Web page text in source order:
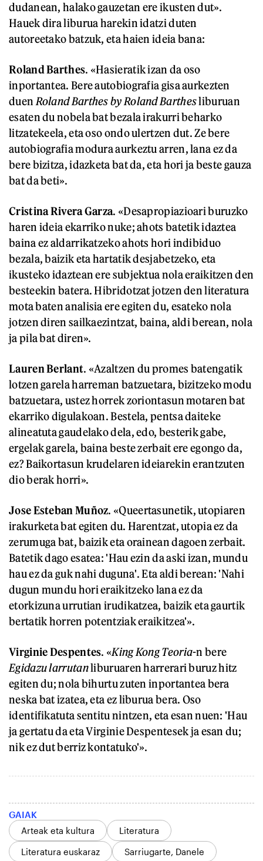
dudanean, halako gauzetan ere ikusten dut».
Hauek dira liburua harekin idatzi duten
autoreetako batzuk, eta haien ideia bana:
Roland Barthes. «Hasieratik izan da oso
inportantea. Bere autobiografia gisa aurkezten
duen Roland Barthes by Roland Barthesliburuan
esaten du nobela bat bezala irakurri beharko
litzatekeela, eta oso ondo ulertzen dut. Ze bere
autobiografia modura aurkeztu arren, lana ez da
bere bizitza, idazketa bat da, eta hori ja beste gauza
bat da beti».
Cristina Rivera Garza. «Desapropiazioari buruzko
haren ideia ekarriko nuke; ahots batetik idaztea
baina ez aldarrikatzeko ahots hori indibiduo
bezala, baizik eta hartatik desjabetzeko, eta
ikusteko idaztean ere subjektua nola eraikitzen den
besteekin batera. Hibridotzat jotzen den literatura
mota baten analisia ere egiten du, esateko nola
jotzen diren sailkaezintzat, baina, aldi berean, nola
ja pila bat diren».
Lauren Berlant. «Azaltzen du promes batengatik
lotzen garela harreman batzuetara, bizitzeko modu
batzuetara, ustez horrek zoriontasun motaren bat
ekarriko digulakoan. Bestela, pentsa daiteke
alineatuta gaudelako dela, edo, besterik gabe,
ergelak garela, baina beste zerbait ere egongo da,
ez? Baikortasun krudelaren ideiarekin erantzuten
dio berak horri».
Jose Esteban Muñoz. «Queertasunetik, utopiaren
irakurketa bat egiten du. Harentzat, utopia ez da
zerumuga bat, baizik eta orainean dagoen zerbait.
Batetik dago esatea: 'Hau ezin da aski izan, mundu
hau ez da guk nahi duguna'. Eta aldi berean: 'Nahi
dugun mundu hori eraikitzeko lana ez da
etorkizuna urrutian irudikatzea, baizik eta gaurtik
bertatik horren potentziak eraikitzea'».
Virginie Despentes. «King Kong Teoria-n bere
Egidazu larrutanliburuaren harrerari buruz hitz
egiten du; nola bihurtu zuten inportantea bera
neska bat izatea, eta ez liburua bera. Oso
identifikatuta sentitu nintzen, eta esan nuen: 'Hau
ja gertatu da eta Virginie Despentesek ja esan du;
nik ez dut berriz kontatuko'».
GAIAK
Arteak eta kultura
Literatura
Literatura euskaraz
Sarriugarte, Danele